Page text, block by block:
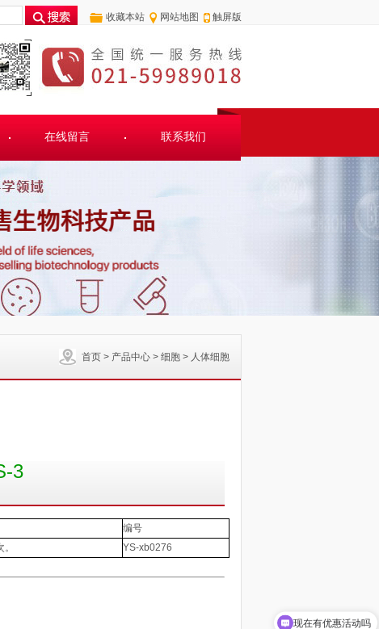
收藏本站 网站地图 触屏版
在线留言 联系我们
首页> 产品中心> 细胞> 人体细胞
3
编号
。 YS-xb0276
现在有优惠活动吗